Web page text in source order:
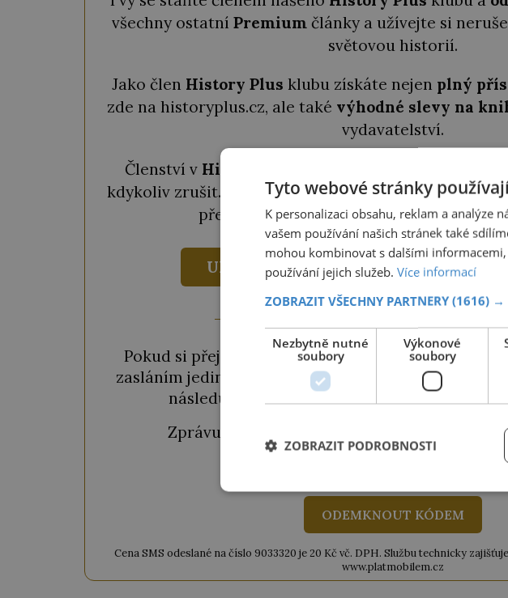
všechny ostatní Premium články a užívejte si
světovou historií.
Jako člen History Plus klubu získáte nejen plný
zde na historyplus.cz, ale také výhodné slevy na
vydavatelství.
Členství v History Plus
kdykoliv zrušit. Pokud chcete členství ještě
předplatné za690 Kča získat tak2
UKÁZAT VÝHODY ODEMKNOUT
Pokud si přejete odemknout pouze tento článek,
zasláním jediné SMS. Během chvilky obdržíte
následujícího okénka a kliknutím na tlačítko
Zprávu ve tvaru "
" odešlete na
ODEMKNOUT KÓDEM
Cena SMS odeslané na číslo 9033320 je 20 Kč vč. DPH. Službu technicky
www.platmobilem.cz
Tyto webové stránky
K personalizaci obsahu, reklam a analýze
vašem používání našich stránek také
mohou kombinovat s dalšími
používání jejich služeb. Více informací
ZOBRAZIT VŠECHNY PARTNERY (1616) →
Nezbytně nutné
soubory
Výkonové
soubory
ZOBRAZIT PODROBNOSTI